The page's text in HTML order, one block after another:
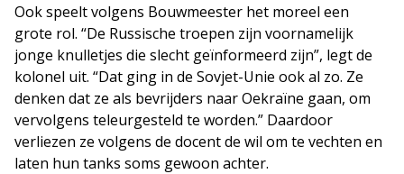
Ook speelt volgens Bouwmeester het moreel een
grote rol. “De Russische troepen zijn voornamelijk
jonge knulletjes die slecht geïnformeerd zijn”, legt de
kolonel uit. “Dat ging in de Sovjet-Unie ook al zo. Ze
denken dat ze als bevrijders naar Oekraïne gaan, om
vervolgens teleurgesteld te worden.” Daardoor
verliezen ze volgens de docent de wil om te vechten en
laten hun tanks soms gewoon achter.